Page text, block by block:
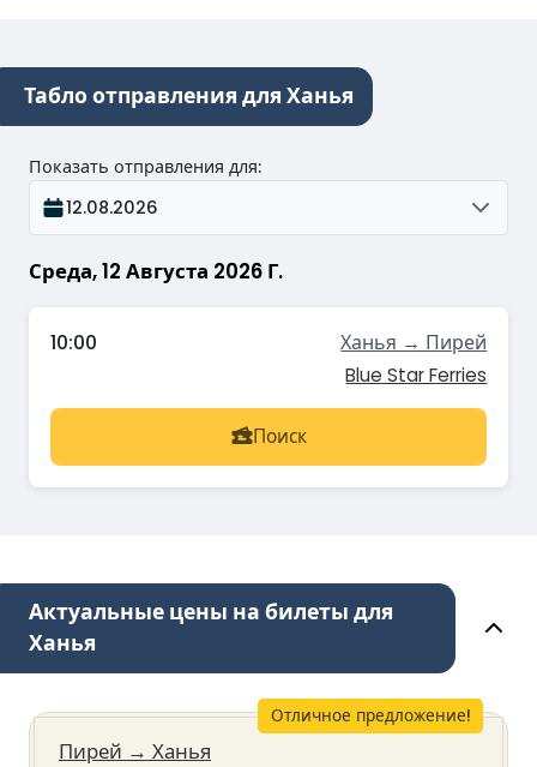
Табло отправления для Ханья
Среда, 12 Августа 2026 Г.
Показать отправления для:
12.08.2026
10:00 Ханья → Пирей
Blue Star Ferries
Поиск
Актуальные цены на билеты для
Ханья
Отличное предложение!
Пирей → Ханья